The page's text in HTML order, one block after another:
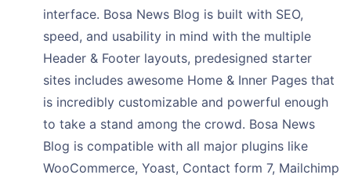
interface. Bosa News Blog is built with SEO,
speed, and usability in mind with the multiple
Header & Footer layouts, predesigned starter
sites includes awesome Home & Inner Pages that
is incredibly customizable and powerful enough
to take a stand among the crowd. Bosa News
Blog is compatible with all major plugins like
WooCommerce, Yoast, Contact form 7, Mailchimp